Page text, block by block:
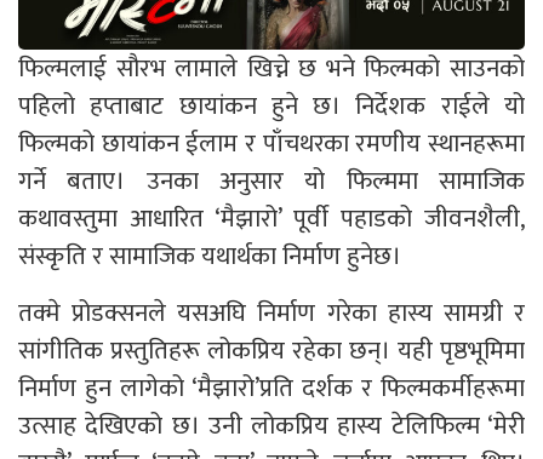
फिल्मलाई सौरभ लामाले खिच्ने छ भने फिल्मको साउनको
पहिलो हप्ताबाट छायांकन हुने छ। निर्देशक राईले यो
फिल्मको छायांकन ईलाम र पाँचथरका रमणीय स्थानहरूमा
गर्ने बताए। उनका अनुसार यो फिल्ममा सामाजिक
कथावस्तुमा आधारित ‘मैझारो’ पूर्वी पहाडको जीवनशैली,
संस्कृति र सामाजिक यथार्थका निर्माण हुनेछ।
तक्मे प्रोडक्सनले यसअघि निर्माण गरेका हास्य सामग्री र
सांगीतिक प्रस्तुतिहरू लोकप्रिय रहेका छन्। यही पृष्ठभूमिमा
निर्माण हुन लागेको ‘मैझारो’प्रति दर्शक र फिल्मकर्मीहरूमा
उत्साह देखिएको छ। उनी लोकप्रिय हास्य टेलिफिल्म ‘मेरी